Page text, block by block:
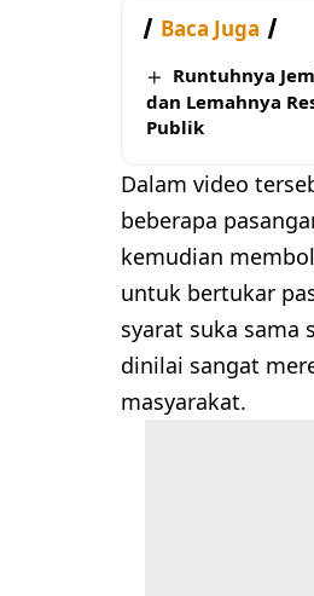
Baca Juga
Runtuhnya
dan Lemahnya
Publik
Dalam video
beberapa
kemudian
untuk bertukar
syarat suka sama
dinilai sangat
masyarakat.